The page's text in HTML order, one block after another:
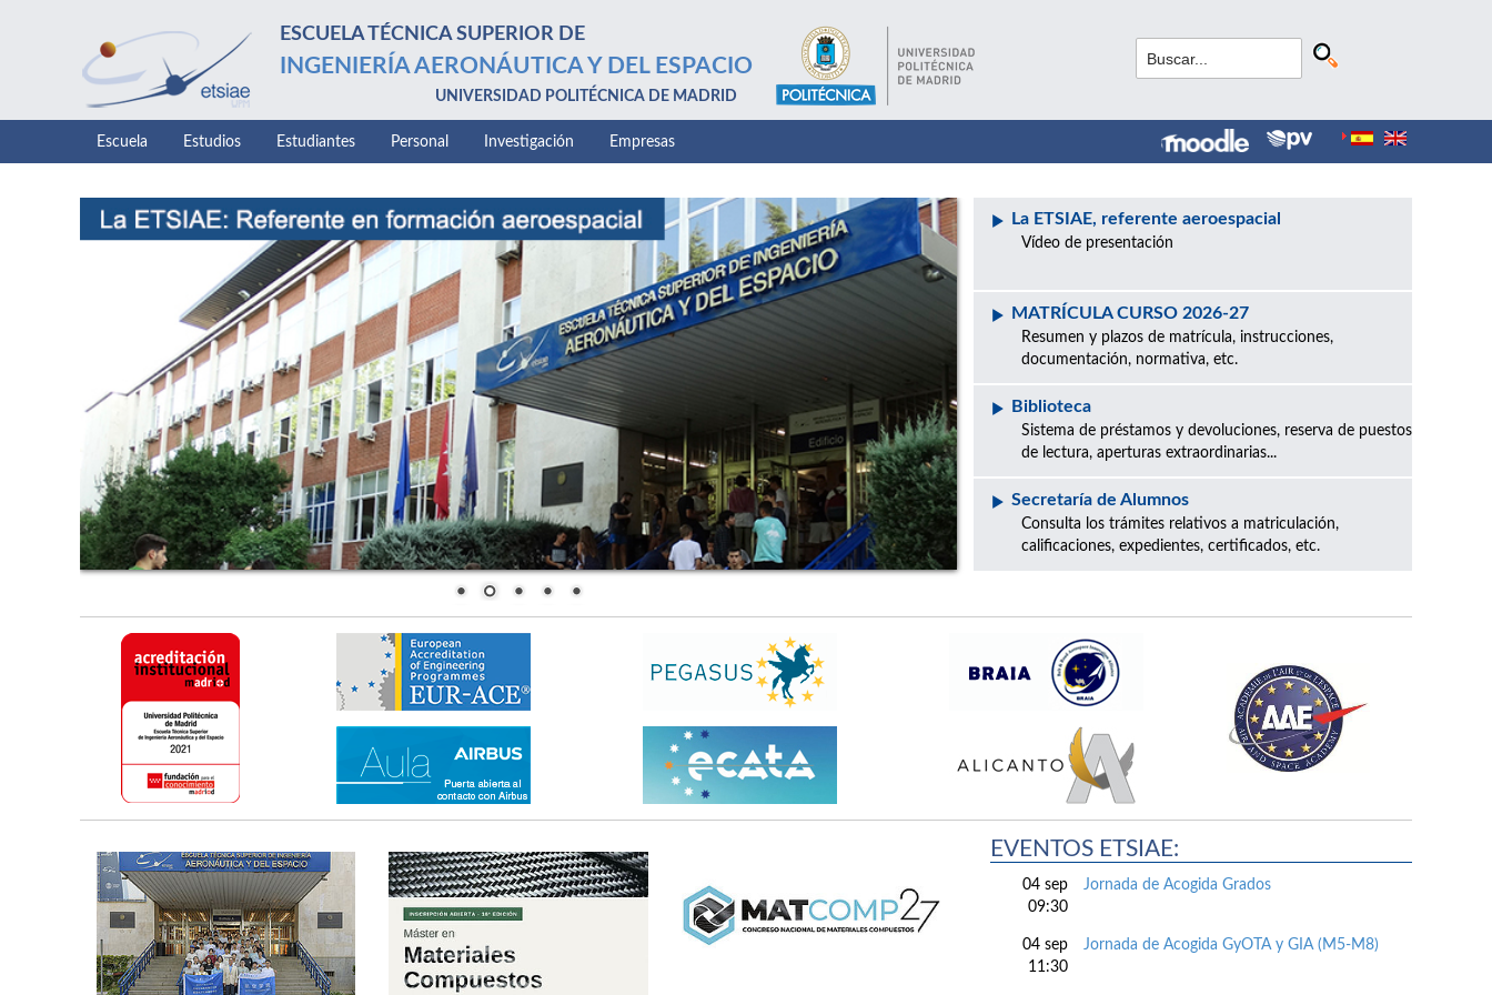
ESCUELA TÉCNICA SUPERIOR DE
INGENIERÍA AERONÁUTICA Y DEL ESPACIO
UNIVERSIDAD POLITÉCNICA DE MADRID
Escuela Estudios Estudiantes Personal Investigación Empresas
La ETSIAE, referente aeroespacial
Vídeo de presentación
MATRÍCULA CURSO 2026-27
Resumen y plazos de matrícula, instrucciones,
documentación, normativa, etc.
Biblioteca
Sistema de préstamos y devoluciones, reserva de puestos
de lectura, aperturas extraordinarias...
Secretaría de Alumnos
Consulta los trámites relativos a matriculación,
calificaciones, expedientes, certificados, etc.
EVENTOS ETSIAE:
04 sep
09:30
Jornada de Acogida Grados
04 sep
11:30
Jornada de Acogida GyOTA y GIA (M5-M8)